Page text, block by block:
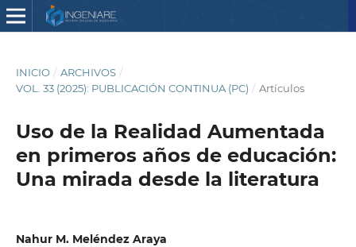
INICIO / ARCHIVOS /
VOL. 33 (2025): PUBLICACIÓN CONTINUA (PC) / Artículos
Uso de la Realidad Aumentada
en primeros años de educación:
Una mirada desde la literatura
Nahur M. Meléndez Araya